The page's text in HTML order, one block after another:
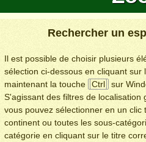
Rechercher un
Il est possible de choisir plusieurs
sélection ci-dessous en cliquant sur
maintenant la touche
Ctrl sur
S'agissant des filtres de localisation
vous pouvez sélectionner en un clic
continent ou toutes les sous-
catégorie en cliquant sur le titre